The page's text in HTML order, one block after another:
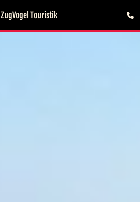
ZugVogel Touristik